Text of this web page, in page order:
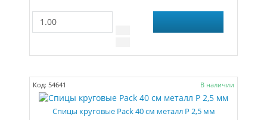
Код: 54641 В наличии
Спицы круговые Pack 40 см металл Р 2,5 мм